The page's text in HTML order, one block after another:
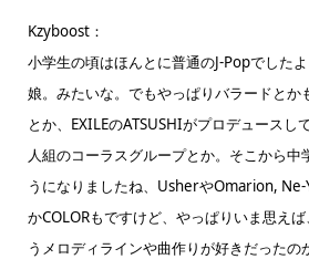
Kzyboost：
小学生の頃はほんとに普通のJ-Popでした
娘。みたいな。でもやっぱりバラードと
とか、EXILEのATSUSHIがプロデュースし
人組のコーラスグループとか。 そこから中
うになりましたね、UsherやOmarion, Ne-
かCOLORもですけど、やっぱりいま思え
うメロディラインや曲作りが好きだったの